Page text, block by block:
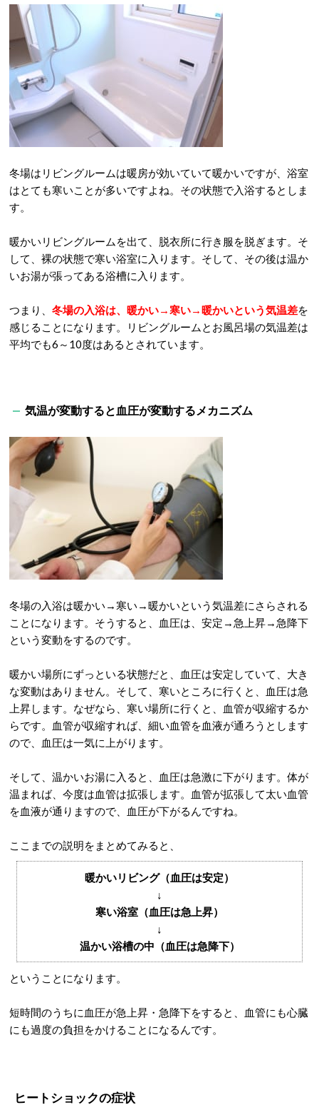
冬場はリビングルームは暖房が効いていて暖かいですが、浴室
はとても寒いことが多いですよね。その状態で入浴するとしま
す。
暖かいリビングルームを出て、脱衣所に行き服を脱ぎます。そ
して、裸の状態で寒い浴室に入ります。そして、その後は温か
いお湯が張ってある浴槽に入ります。
つまり、 冬場の入浴は、暖かい→寒い→暖かいという気温差を
感じることになります。リビングルームとお風呂場の気温差は
平均でも6～10度はあるとされています。
気温が変動すると血圧が変動するメカニズム
冬場の入浴は暖かい→寒い→暖かいという気温差にさらされる
ことになります。そうすると、血圧は、安定→急上昇→急降下
という変動をするのです。
暖かい場所にずっといる状態だと、血圧は安定していて、大き
な変動はありません。そして、寒いところに行くと、血圧は急
上昇します。なぜなら、寒い場所に行くと、血管が収縮するか
らです。血管が収縮すれば、細い血管を血液が通ろうとします
ので、血圧は一気に上がります。
そして、温かいお湯に入ると、血圧は急激に下がります。体が
温まれば、今度は血管は拡張します。血管が拡張して太い血管
を血液が通りますので、血圧が下がるんですね。
ここまでの説明をまとめてみると、
暖かいリビング（血圧は安定）
↓
寒い浴室（血圧は急上昇）
↓
温かい浴槽の中（血圧は急降下）
ということになります。
短時間のうちに血圧が急上昇・急降下をすると、血管にも心臓
にも過度の負担をかけることになるんです。
ヒートショックの症状